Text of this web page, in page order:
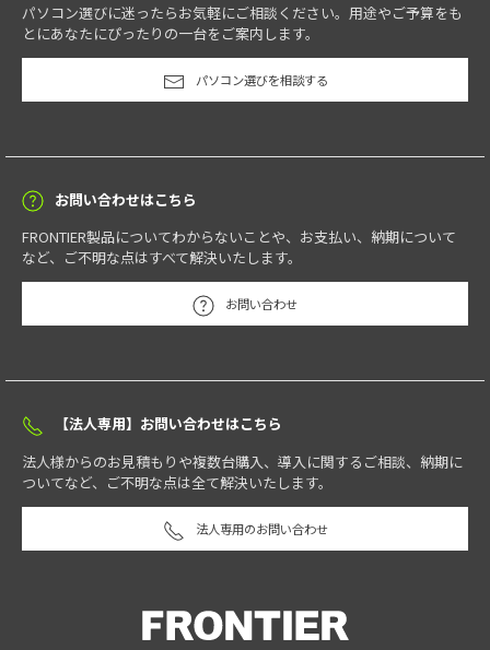
パソコン選びに迷ったらお気軽にご相談ください。用途やご予算をも
とにあなたにぴったりの一台をご案内します。
パソコン選びを相談する
お問い合わせはこちら
FRONTIER製品についてわからないことや、お支払い、納期について
など、ご不明な点はすべて解決いたします。
お問い合わせ
【法人専用】お問い合わせはこちら
法人様からのお見積もりや複数台購入、導入に関するご相談、納期に
ついてなど、ご不明な点は全て解決いたします。
法人専用のお問い合わせ